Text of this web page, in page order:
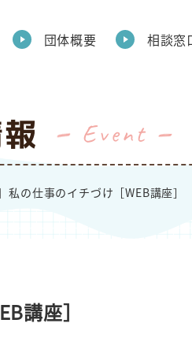
団体概要 相談窓
Event
私の仕事のイチづけ［WEB講座］
講座］